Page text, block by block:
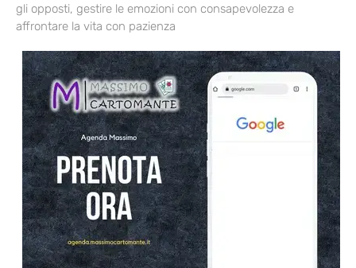
gli opposti, gestire le emozioni con consapevolezza e
affrontare la vita con pazienza